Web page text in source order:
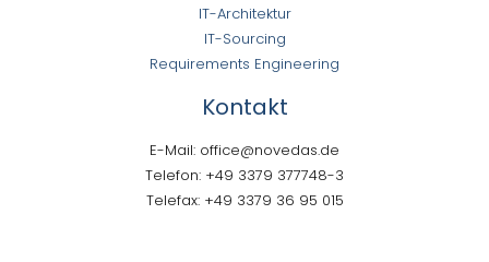
IT-Architektur
IT-Sourcing
Requirements Engineering
Kontakt
E-Mail: office@novedas.de
Telefon: +49 3379 377748-3
Telefax: +49 3379 36 95 015